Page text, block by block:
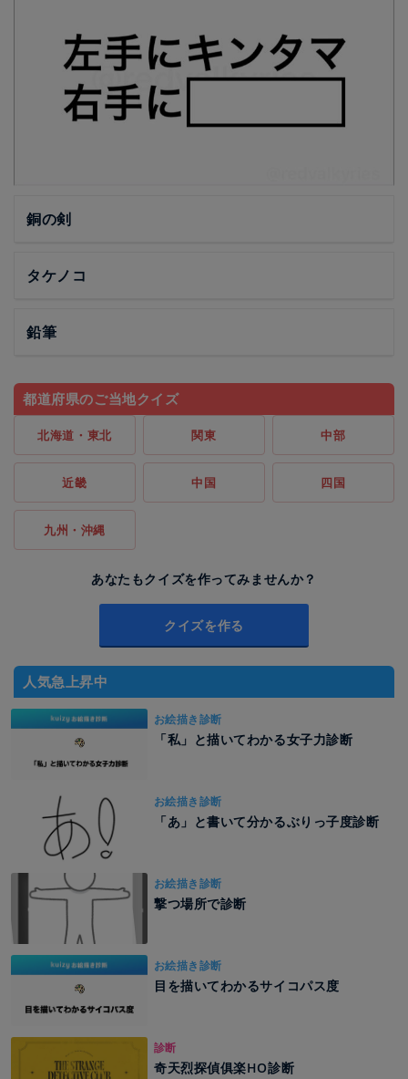
銅の剣
タケノコ
鉛筆
都道府県のご当地クイズ
北海道・東北 関東 中部
近畿 中国 四国
九州・沖縄
あなたもクイズを作ってみませんか？
クイズを作る
人気急上昇中
お絵描き診断
「私」と描いてわかる女子力診断
お絵描き診断
「あ」と書いて分かるぶりっ子度診断
お絵描き診断
撃つ場所で診断
お絵描き診断
目を描いてわかるサイコパス度
診断
奇天烈探偵俱楽HO診断